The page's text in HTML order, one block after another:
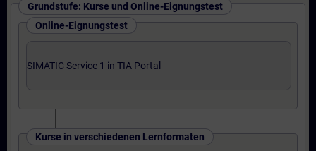
Grundstufe: Kurse und Online-Eignungstest
Online-Eignungstest
SIMATIC Service 1 in TIA Portal
Kurse in verschiedenen Lernformaten